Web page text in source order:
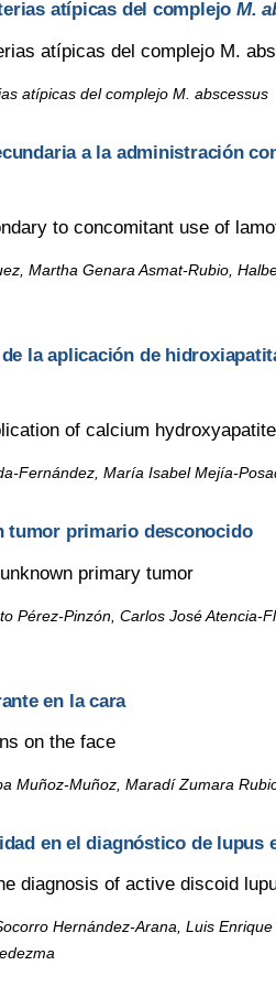
atípicas del complejo M.
atípicas del complejo M.
atípicas del complejo M. abscessus
a la administración
to concomitant use of
Martha Genara Asmat-Rubio,
la aplicación de
of calcium
Fernández, María Isabel Mejía-
tumor primario desconocido
primary tumor
Pérez-Pinzón, Carlos José Atencia-
en la cara
on the face
Muñoz-Muñoz, Maradí Zumara
en el diagnóstico de lupus
diagnosis of active discoid
Hernández-Arana, Luis